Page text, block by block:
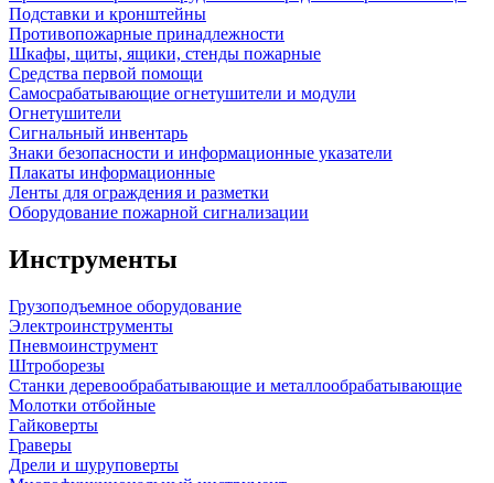
Подставки и кронштейны
Противопожарные принадлежности
Шкафы, щиты, ящики, стенды пожарные
Средства первой помощи
Самосрабатывающие огнетушители и модули
Огнетушители
Сигнальный инвентарь
Знаки безопасности и информационные указатели
Плакаты информационные
Ленты для ограждения и разметки
Оборудование пожарной сигнализации
Инструменты
Грузоподъемное оборудование
Электроинструменты
Пневмоинструмент
Штроборезы
Станки деревообрабатывающие и металлообрабатывающие
Молотки отбойные
Гайковерты
Граверы
Дрели и шуруповерты